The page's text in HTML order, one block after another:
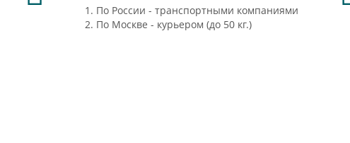
1. По России - транспортными компаниями
2. По Москве - курьером (до 50 кг.)